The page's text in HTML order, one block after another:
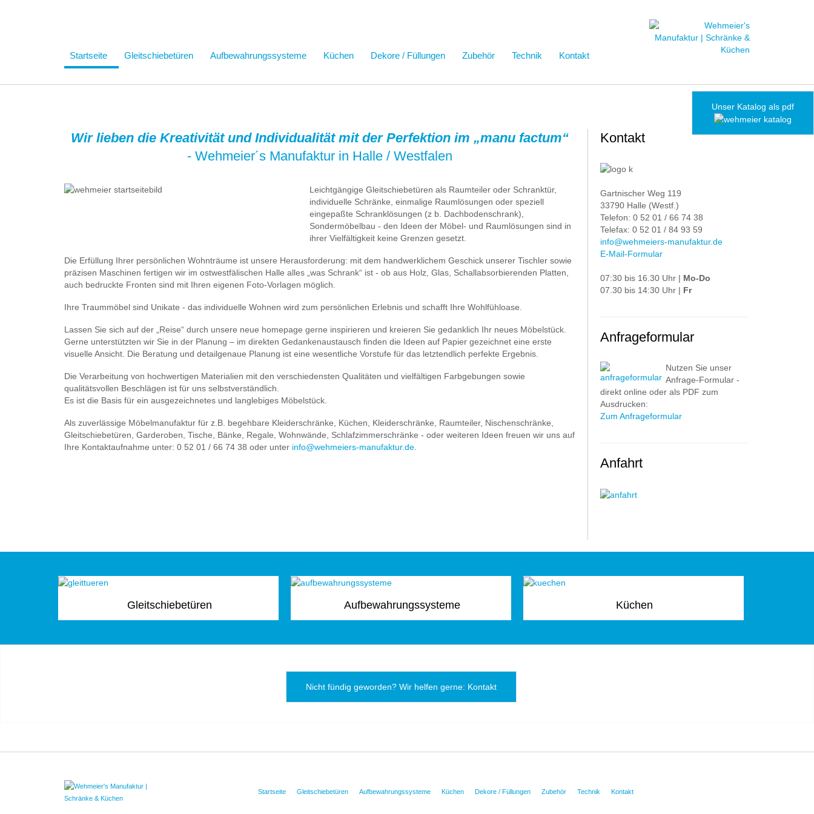
Startseite Gleitschiebetüren Aufbewahrungssysteme Küchen Dekore / Füllungen Zubehör Technik Kontakt
Wir lieben die Kreativität und Individualität mit der Perfektion im „manu factum“
- Wehmeier´s Manufaktur in Halle / Westfalen
Leichtgängige Gleitschiebetüren als Raumteiler oder Schranktür,
individuelle Schränke, einmalige Raumlösungen oder speziell
eingepaßte Schranklösungen (z b. Dachbodenschrank),
Sondermöbelbau - den Ideen der Möbel- und Raumlösungen sind in
ihrer Vielfältigkeit keine Grenzen gesetzt.
Die Erfüllung Ihrer persönlichen Wohnträume ist unsere Herausforderung: mit dem handwerklichem Geschick unserer Tischler sowie
präzisen Maschinen fertigen wir im ostwestfälischen Halle alles „was Schrank“ ist - ob aus Holz, Glas, Schallabsorbierenden Platten,
auch bedruckte Fronten sind mit Ihren eigenen Foto-Vorlagen möglich.
Ihre Traummöbel sind Unikate - das individuelle Wohnen wird zum persönlichen Erlebnis und schafft Ihre Wohlfühloase.
Lassen Sie sich auf der „Reise“ durch unsere neue homepage gerne inspirieren und kreieren Sie gedanklich Ihr neues Möbelstück.
Gerne unterstützten wir Sie in der Planung – im direkten Gedankenaustausch finden die Ideen auf Papier gezeichnet eine erste
visuelle Ansicht. Die Beratung und detailgenaue Planung ist eine wesentliche Vorstufe für das letztendlich perfekte Ergebnis.
Die Verarbeitung von hochwertigen Materialien mit den verschiedensten Qualitäten und vielfältigen Farbgebungen sowie
qualitätsvollen Beschlägen ist für uns selbstverständlich.
Es ist die Basis für ein ausgezeichnetes und langlebiges Möbelstück.
Als zuverlässige Möbelmanufaktur für z.B. begehbare Kleiderschränke, Küchen, Kleiderschränke, Raumteiler, Nischenschränke,
Gleitschiebetüren, Garderoben, Tische, Bänke, Regale, Wohnwände, Schlafzimmerschränke - oder weiteren Ideen freuen wir uns auf
Ihre Kontaktaufnahme unter: 0 52 01 / 66 74 38 oder unter info@wehmeiers-manufaktur.de
Unser Katalog als pdf
Kontakt
Gartnischer Weg 119
33790 Halle (Westf.)
Telefon: 0 52 01 / 66 74 38
Telefax: 0 52 01 / 84 93 59
info@wehmeiers-manufaktur.de
E-Mail-Formular
07:30 bis 16.30 Uhr | Mo-Do
07.30 bis 14:30 Uhr | Fr
Anfrageformular
Nutzen Sie unser
Anfrage-Formular -
direkt online oder als PDF zum
Ausdrucken:
Zum Anfrageformular
Anfahrt
Gleitschiebetüren Aufbewahrungssysteme Küchen
Nicht fündig geworden? Wir helfen gerne: Kontakt
Startseite Gleitschiebetüren Aufbewahrungssysteme Küchen Dekore / Füllungen Zubehör Technik Kontakt